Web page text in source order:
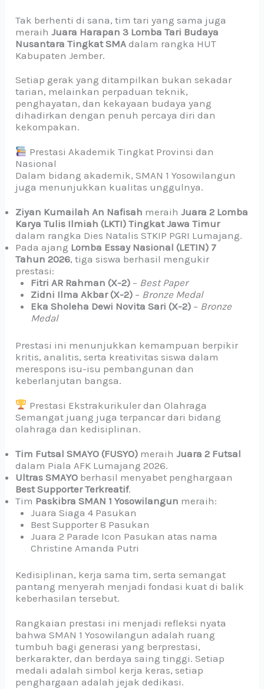
Tak berhenti di sana, tim tari yang sama juga
meraihJuara Harapan 3 Lomba Tari Budaya
Nusantara Tingkat SMA dalam rangka HUT
Kabupaten Jember.
Setiap gerak yang ditampilkan bukan sekadar
tarian, melainkan perpaduan teknik,
penghayatan, dan kekayaan budaya yang
dihadirkan dengan penuh percaya diri dan
kekompakan.
Prestasi Akademik Tingkat Provinsi dan
Nasional
Dalam bidang akademik, SMAN 1 Yosowilangun
juga menunjukkan kualitas unggulnya.
Ziyan Kumailah An Nafisah meraihJuara 2 Lomba
Karya Tulis Ilmiah (LKTI) Tingkat Jawa Timur
dalam rangka Dies Natalis STKIP PGRI Lumajang.
Pada ajang Lomba Essay Nasional (LETIN) 7
Tahun 2026, tiga siswa berhasil mengukir
prestasi:
Fitri AR Rahman (X-2)– Best Paper
Zidni Ilma Akbar (X-2)– Bronze Medal
Eka Sholeha Dewi Novita Sari (X-2)– Bronze
Medal
Prestasi ini menunjukkan kemampuan berpikir
kritis, analitis, serta kreativitas siswa dalam
merespons isu-isu pembangunan dan
keberlanjutan bangsa.
Prestasi Ekstrakurikuler dan Olahraga
Semangat juang juga terpancar dari bidang
olahraga dan kedisiplinan.
Tim Futsal SMAYO (FUSYO) meraihJuara 2 Futsal
dalam Piala AFK Lumajang 2026.
Ultras SMAYO berhasil menyabet penghargaan
Best Supporter Terkreatif.
Tim Paskibra SMAN 1 Yosowilangun meraih:
Juara Siaga 4 Pasukan
Best Supporter 8 Pasukan
Juara 2 Parade Icon Pasukan atas nama
Christine Amanda Putri
Kedisiplinan, kerja sama tim, serta semangat
pantang menyerah menjadi fondasi kuat di balik
keberhasilan tersebut.
Rangkaian prestasi ini menjadi refleksi nyata
bahwa SMAN 1 Yosowilangun adalah ruang
tumbuh bagi generasi yang berprestasi,
berkarakter, dan berdaya saing tinggi. Setiap
medali adalah simbol kerja keras, setiap
penghargaan adalah jejak dedikasi.